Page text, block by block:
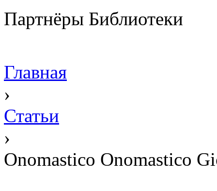
Партнёры Библиотеки
Главная
›
Статьи
›
Onomastico Onomastico